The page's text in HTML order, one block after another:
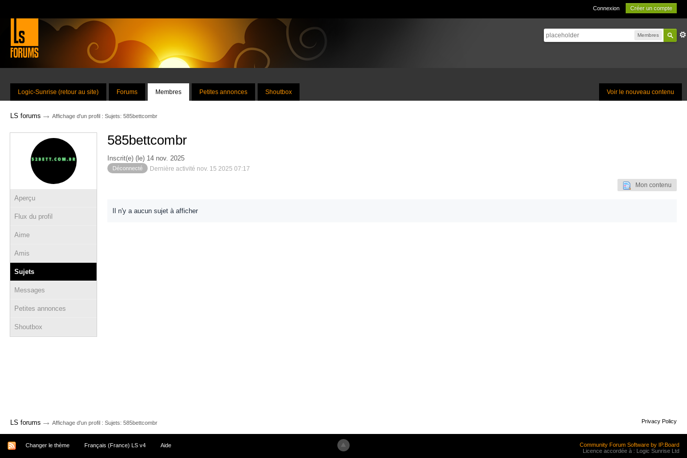
Connexion Créer un compte
Membres
Voir le nouveau contenu
Logic-Sunrise (retour au site) Forums Membres Petites annonces Shoutbox
LS forums → Affichage d'un profil : Sujets: 585bettcombr
Aperçu
Flux du profil
Aime
Amis
Sujets
Messages
Petites annonces
Shoutbox
585bettcombr
Inscrit(e) (le) 14 nov. 2025
Déconnecté Dernière activité nov. 15 2025 07:17
Mon contenu
Il n'y a aucun sujet à afficher
LS forums → Affichage d'un profil : Sujets: 585bettcombr Privacy Policy
Changer le thème Français (France) LS v4 Aide
Community Forum Software by IP.Board
Licence accordée à : Logic Sunrise Ltd